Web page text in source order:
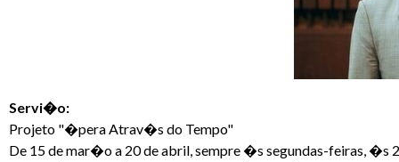
Servi�o:
Projeto "�pera Atrav�s do Tempo"
De 15 de mar�o a 20 de abril, sempre �s segundas-feiras, �s